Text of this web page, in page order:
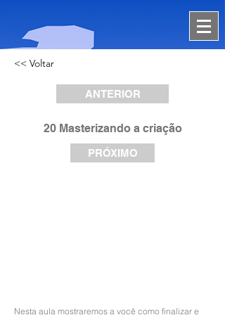
<< Voltar
ANTERIOR
20 Masterizando a criação
PRÓXIMO
Nesta aula mostraremos a você como finalizar e